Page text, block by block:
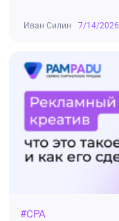
Иван Силин 7/14/2026
#CPA